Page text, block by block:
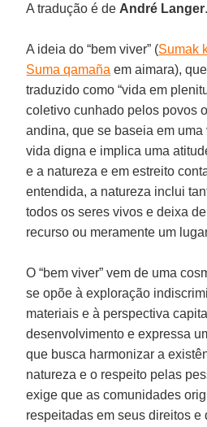
A tradução é de André Langer.
A ideia do “bem viver” (Sumak
Suma qamaña em aimara),
traduzido como “vida em
coletivo cunhado pelos povos
andina, que se baseia em
vida digna e implica uma
e a natureza e em estreito
entendida, a natureza inclui
todos os seres vivos e deixa
recurso ou meramente um
O “bem viver” vem de uma
se opõe à exploração
materiais e à perspectiva
desenvolvimento e expressa
que busca harmonizar a
natureza e o respeito pelas
exige que as comunidades
respeitadas em seus direitos e